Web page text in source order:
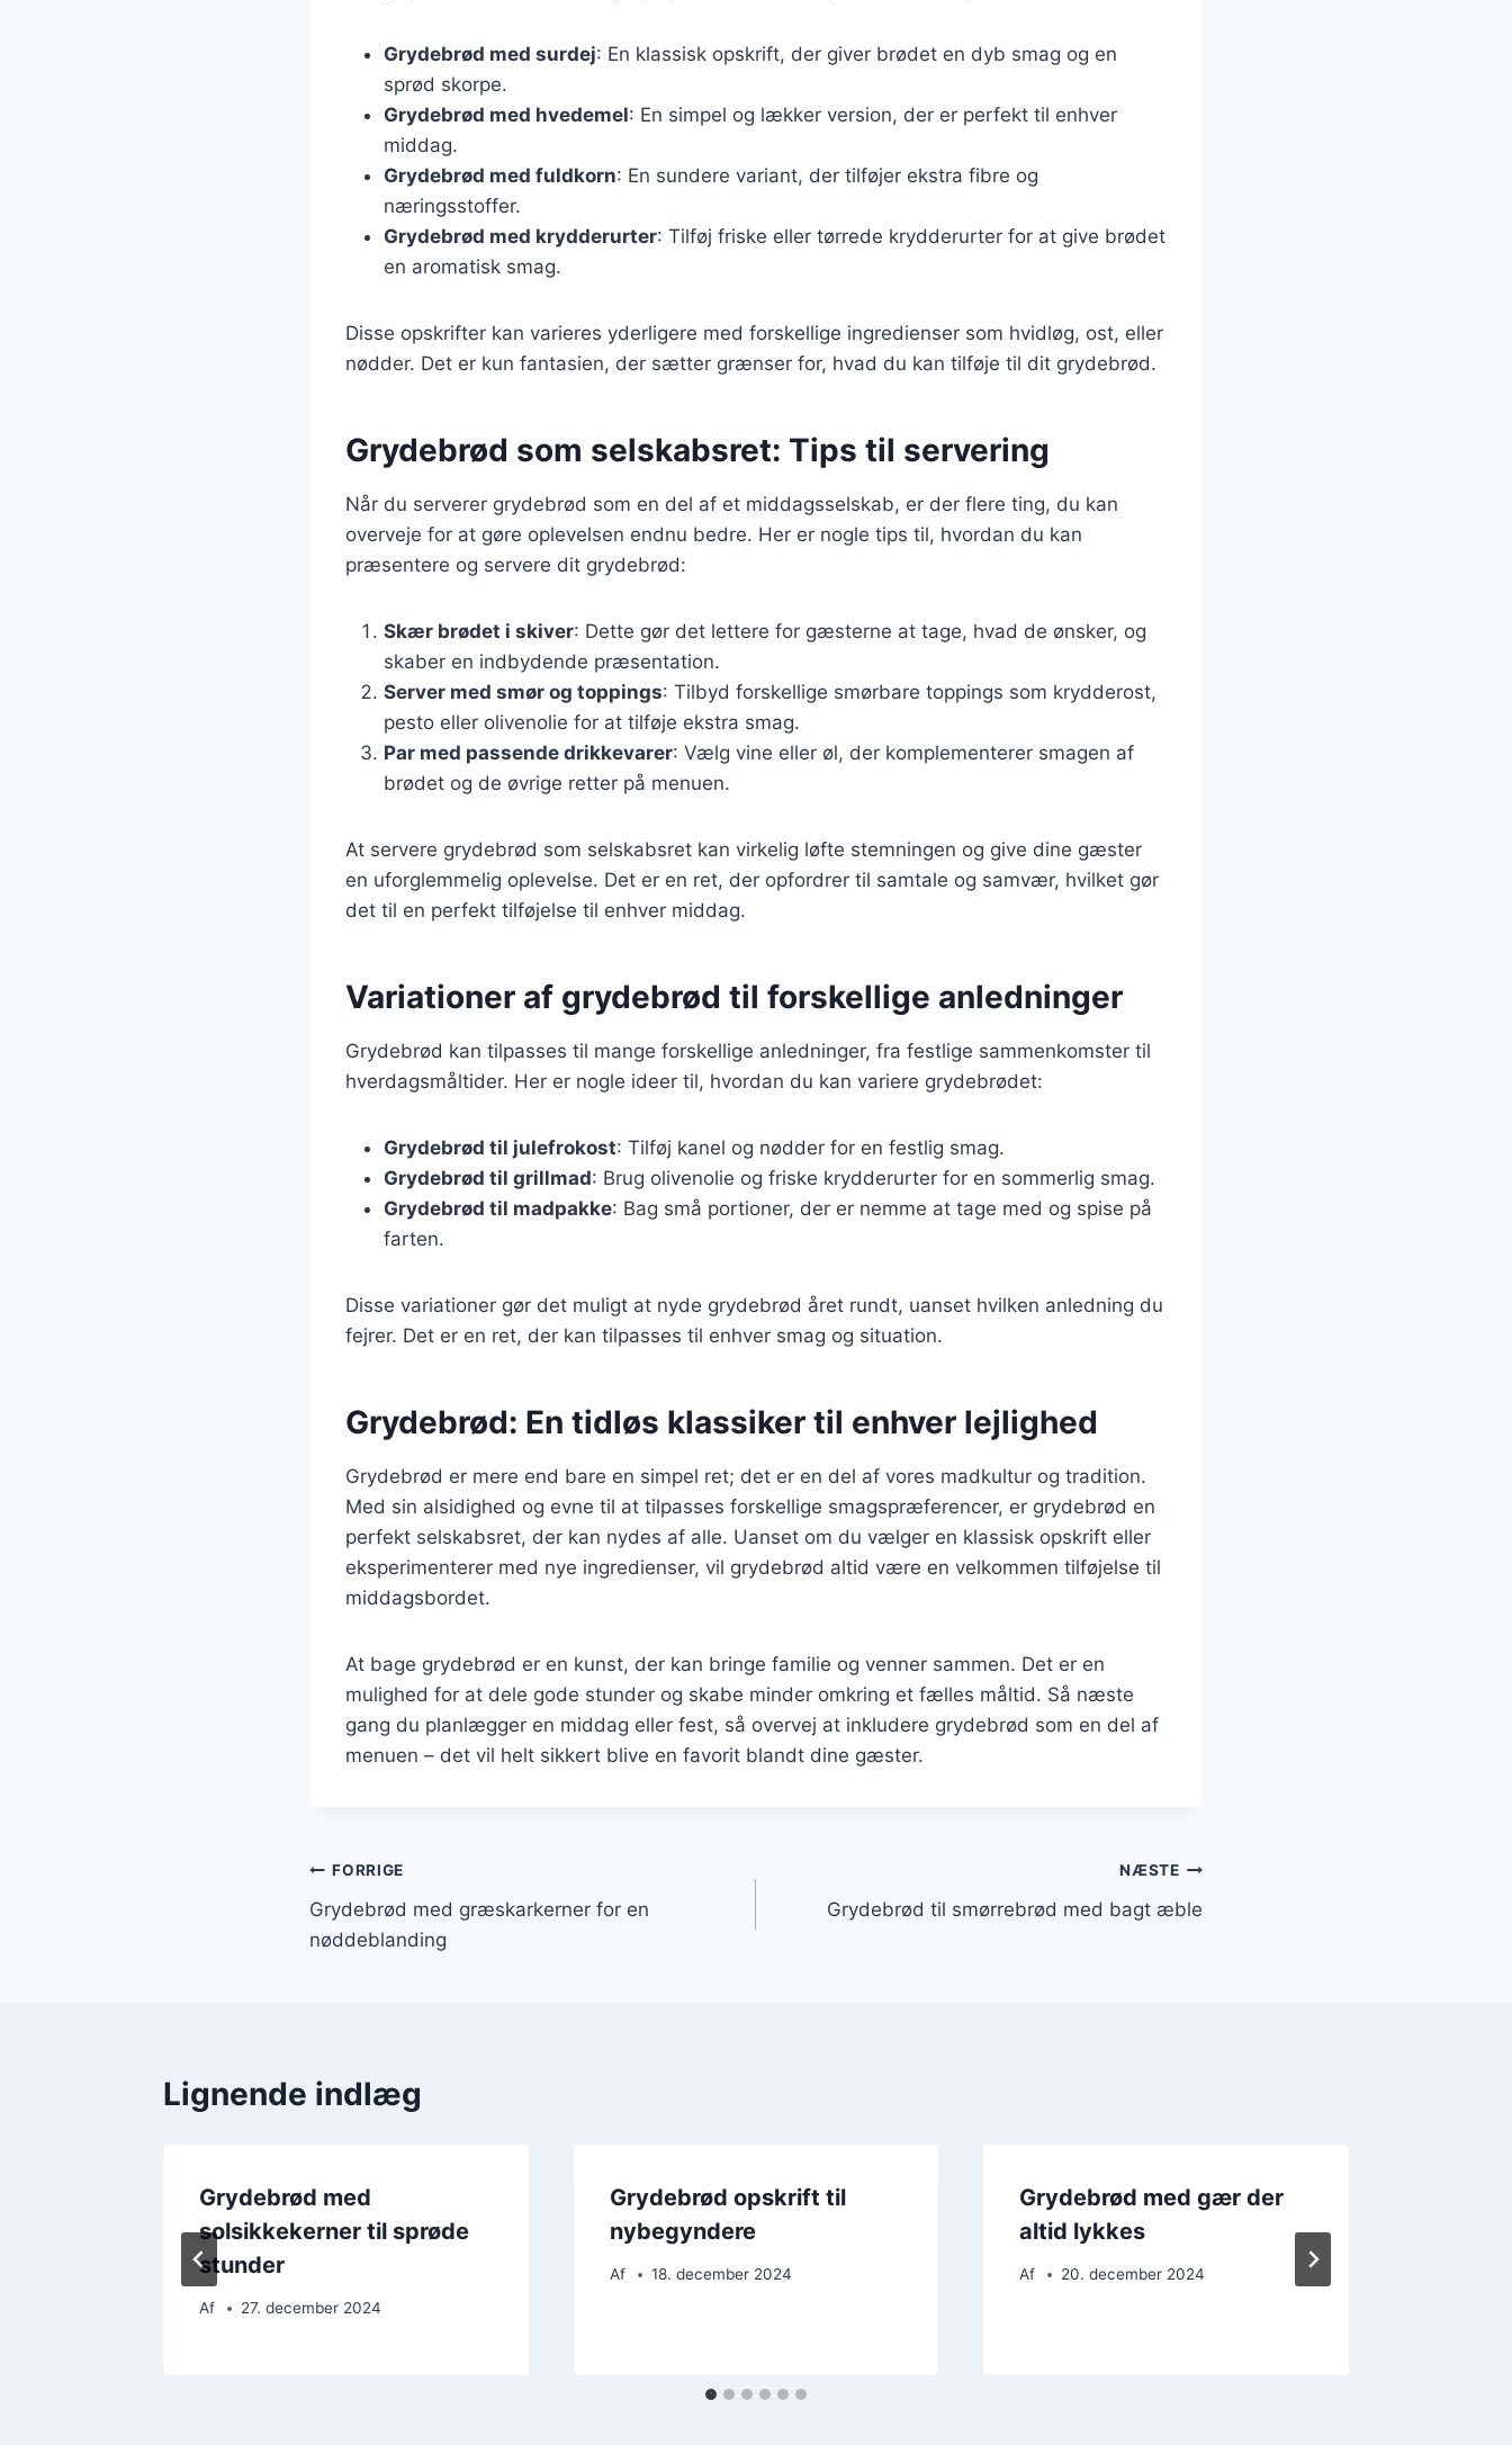
Grydebrød med surdej: En klassisk opskrift, der giver brødet en dyb smag og en
sprød skorpe.
Grydebrød med hvedemel: En simpel og lækker version, der er perfekt til enhver
middag.
Grydebrød med fuldkorn: En sundere variant, der tilføjer ekstra fibre og
næringsstoffer.
Grydebrød med krydderurter: Tilføj friske eller tørrede krydderurter for at give brødet
en aromatisk smag.
Disse opskrifter kan varieres yderligere med forskellige ingredienser som hvidløg, ost, eller
nødder. Det er kun fantasien, der sætter grænser for, hvad du kan tilføje til dit grydebrød.
Grydebrød som selskabsret: Tips til servering
Når du serverer grydebrød som en del af et middagsselskab, er der flere ting, du kan
overveje for at gøre oplevelsen endnu bedre. Her er nogle tips til, hvordan du kan
præsentere og servere dit grydebrød:
Skær brødet i skiver: Dette gør det lettere for gæsterne at tage, hvad de ønsker, og
skaber en indbydende præsentation.
Server med smør og toppings: Tilbyd forskellige smørbare toppings som krydderost,
pesto eller olivenolie for at tilføje ekstra smag.
Par med passende drikkevarer: Vælg vine eller øl, der komplementerer smagen af
brødet og de øvrige retter på menuen.
At servere grydebrød som selskabsret kan virkelig løfte stemningen og give dine gæster
en uforglemmelig oplevelse. Det er en ret, der opfordrer til samtale og samvær, hvilket gør
det til en perfekt tilføjelse til enhver middag.
Variationer af grydebrød til forskellige anledninger
Grydebrød kan tilpasses til mange forskellige anledninger, fra festlige sammenkomster til
hverdagsmåltider. Her er nogle ideer til, hvordan du kan variere grydebrødet:
Grydebrød til julefrokost: Tilføj kanel og nødder for en festlig smag.
Grydebrød til grillmad: Brug olivenolie og friske krydderurter for en sommerlig smag.
Grydebrød til madpakke: Bag små portioner, der er nemme at tage med og spise på
farten.
Disse variationer gør det muligt at nyde grydebrød året rundt, uanset hvilken anledning du
fejrer. Det er en ret, der kan tilpasses til enhver smag og situation.
Grydebrød: En tidløs klassiker til enhver lejlighed
Grydebrød er mere end bare en simpel ret; det er en del af vores madkultur og tradition.
Med sin alsidighed og evne til at tilpasses forskellige smagspræferencer, er grydebrød en
perfekt selskabsret, der kan nydes af alle. Uanset om du vælger en klassisk opskrift eller
eksperimenterer med nye ingredienser, vil grydebrød altid være en velkommen tilføjelse til
middagsbordet.
At bage grydebrød er en kunst, der kan bringe familie og venner sammen. Det er en
mulighed for at dele gode stunder og skabe minder omkring et fælles måltid. Så næste
gang du planlægger en middag eller fest, så overvej at inkludere grydebrød som en del af
menuen – det vil helt sikkert blive en favorit blandt dine gæster.
Indlægsnavigation
FORRIGE
Grydebrød med græskarkerner for en
nøddeblanding
NÆSTE
Grydebrød til smørrebrød med bagt æble
Lignende indlæg
Grydebrød med
solsikkekerner til sprøde
stunder
Af 27. december 2024
Grydebrød opskrift til
nybegyndere
Af 18. december 2024
Grydebrød med gær der
altid lykkes
Af 20. december 2024